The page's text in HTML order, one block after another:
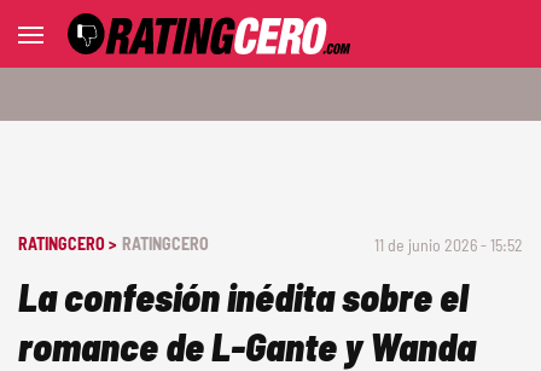
RATINGCERO > RATINGCERO 11 de junio 2026 - 15:52
La confesión inédita sobre el
romance de L-Gante y Wanda